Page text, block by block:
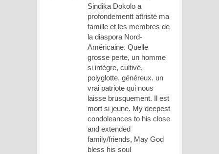
Sindika Dokolo a
profondementt attristé ma
famille et les membres de
la diaspora Nord-
Américaine. Quelle
grosse perte, un homme
si intègre, cultivé,
polyglotte, généreux. un
vrai patriote qui nous
laisse brusquement. Il est
mort si jeune. My deepest
condoleances to his close
and extended
family/friends, May God
bless his soul